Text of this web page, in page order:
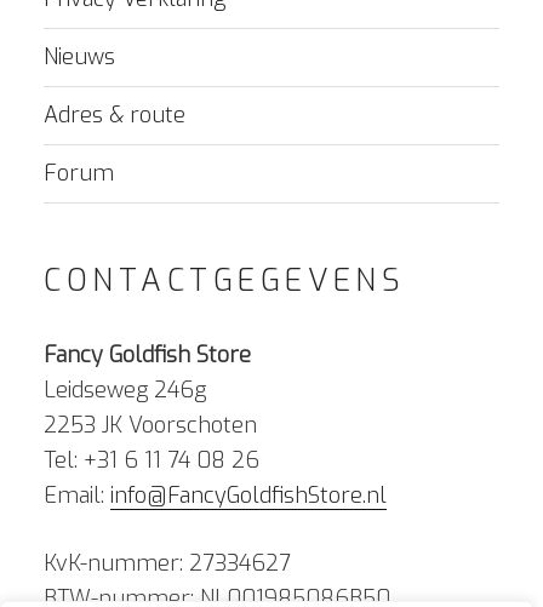
Nieuws
Adres & route
Forum
CONTACTGEGEVENS
Fancy Goldfish Store
Leidseweg 246g
2253 JK Voorschoten
Tel: +31 6 11 74 08 26
Email: info@FancyGoldfishStore.nl
KvK-nummer: 27334627
BTW-nummer: NL001985086B50